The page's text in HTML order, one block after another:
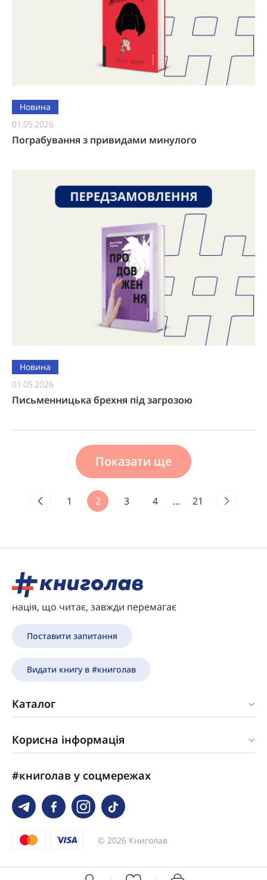
Новина
01.05.2026
Пограбування з привидами минулого
Новина
01.05.2026
Письменницька брехня під загрозою
Показати ще
1 2 3 4 ... 21
нація, що читає, завжди перемагає
Поставити запитання
Видати книгу в #книголав
Каталог
Корисна інформація
#книголав у соцмережах
© 2026 Книголав